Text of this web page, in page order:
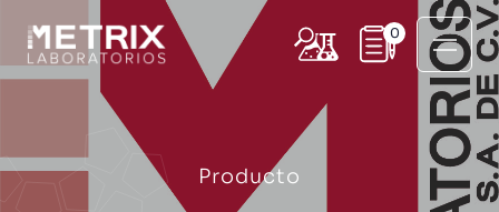
0
Producto